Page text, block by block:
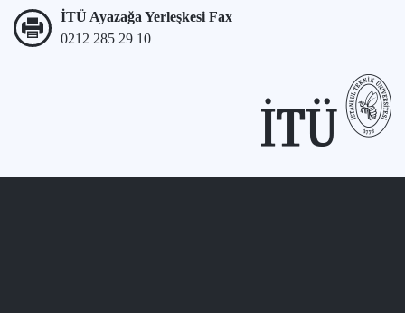
İTÜ Ayazağa Yerleşkesi Fax
0212 285 29 10